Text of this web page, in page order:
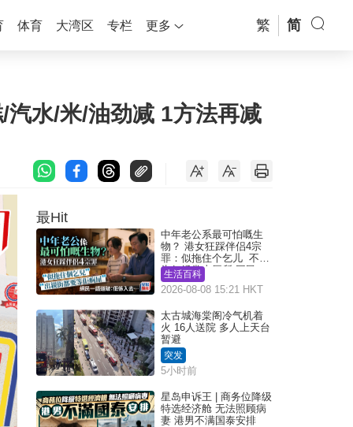
体育 大湾区 专栏 更多 繁 简
水/米/油劲减 1方法再减
最Hit
中年老公系最可怕嘅生
物？ 港女狂踩伴侣4宗
罪：似拖住个乞儿 不解
为何经常去厕所 网民一
语道破
生活百科
2026-08-08 15:21 HKT
太古城海棠阁冷气机着
火 16人送院 多人上天台
暂避
突发
5小时前
星岛申诉王 | 商务位降级
特选经济舱 无法照顾病
妻 港男不满国泰安排